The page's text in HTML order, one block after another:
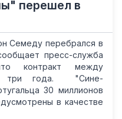
перешел в
Семеду перебрался в
пресс-служба
контракт между
три года. "Cине-
30 миллионов
в качестве